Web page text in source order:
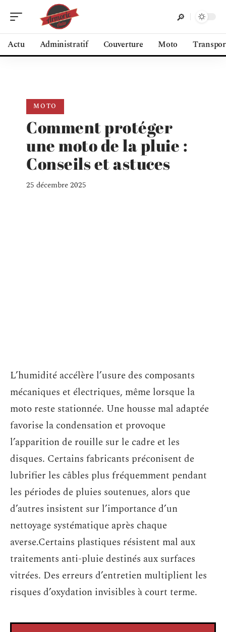
Actu Administratif Couverture Moto
MOTO
Comment protéger
une moto de la pluie :
Conseils et astuces
25 décembre 2025
L’humidité accélère l’usure des composants
mécaniques et électriques, même lorsque la
moto reste stationnée. Une housse mal adaptée
favorise la condensation et provoque
l’apparition de rouille sur le cadre et les
disques. Certains fabricants préconisent de
lubrifier les câbles plus fréquemment pendant
les périodes de pluies soutenues, alors que
d’autres insistent sur l’importance d’un
nettoyage systématique après chaque
averse.Certains plastiques résistent mal aux
traitements anti-pluie destinés aux surfaces
vitrées. Des erreurs d’entretien multiplient les
risques d’oxydation invisibles à court terme.